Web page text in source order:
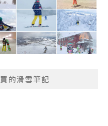
的滑雪筆記